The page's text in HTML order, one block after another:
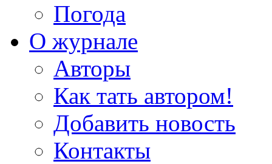
Погода
О журнале
Авторы
Как тать автором!
Добавить новость
Контакты